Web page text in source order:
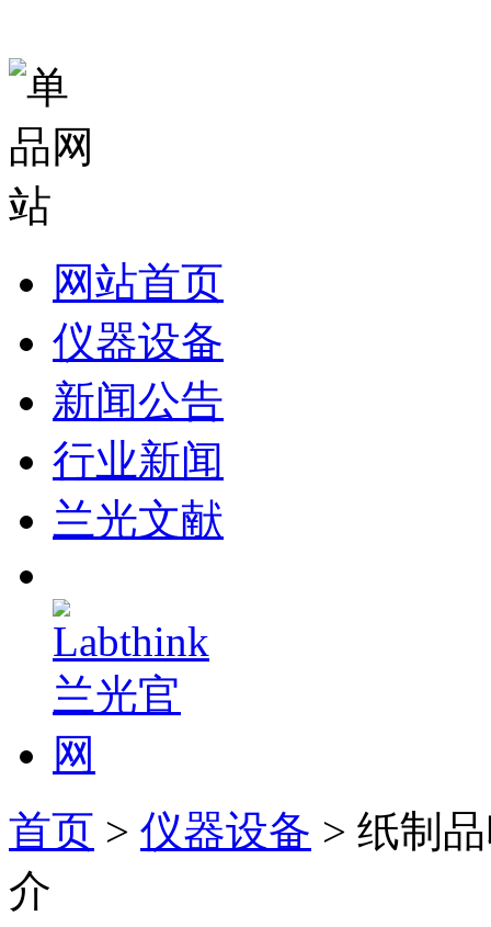
网站首页
仪器设备
新闻公告
行业新闻
兰光文献
首页 > 仪器设备 > 纸制
介